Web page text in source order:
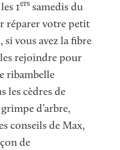
1ers samedis du
réparer votre petit
si vous avez la fibre
les rejoindre pour
ribambelle
les cèdres de
d’arbre,
conseils de Max,
de